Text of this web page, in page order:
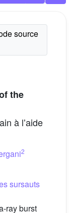
the
à lʼaide
2
sursauts
ray burst